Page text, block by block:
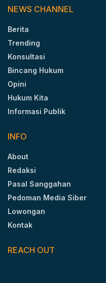
NEWS CHANNEL
Berita
Trending
Konsultasi
Bincang Hukum
Opini
Hukum Kita
Informasi Publik
INFO
About
Redaksi
Pasal Sanggahan
Pedoman Media Siber
Lowongan
Kontak
REACH OUT